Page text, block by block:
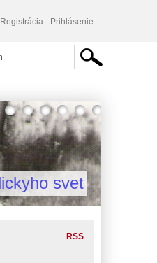
Registrácia Prihlásenie
svet
RSS